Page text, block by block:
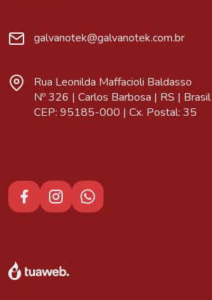
galvanotek@galvanotek.com.br
Rua Leonilda Maffacioli Baldasso
Nº 326 | Carlos Barbosa | RS | Brasil
CEP: 95185-000 | Cx. Postal: 35